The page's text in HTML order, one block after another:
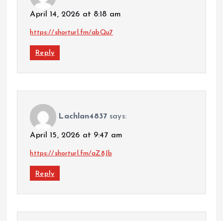
April 14, 2026 at 8:18 am
https://shorturl.fm/abQu7
Reply
Lachlan4837 says:
April 15, 2026 at 9:47 am
https://shorturl.fm/aZ8Jb
Reply